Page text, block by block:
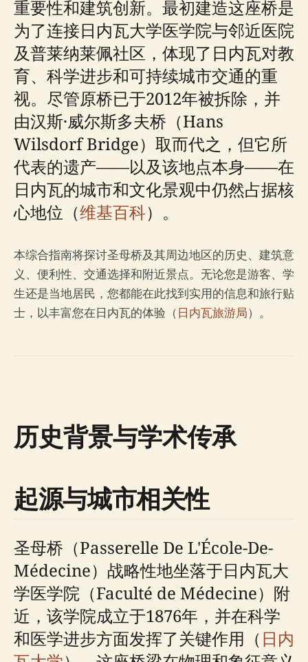
重要性和建筑创新。最初建造这座桥是
为了连接日内瓦大学医学院与邻近医院
及普莱纳莱佩社区，体现了日内瓦对教
育、科学进步和可持续城市交通的重
视。尽管原桥已于2012年被拆除，并
由汉斯·威尔斯多夫桥（Hans
Wilsdorf Bridge）取而代之，但它所
代表的遗产——以及该地点本身——在
日内瓦的城市和文化景观中仍然占据核
心地位（维基百科）。
本综合指南将探讨圣母桥及其周边地区的历史、建筑意
义、便利性、交通选择和附近景点。无论您是游客、学
生还是当地居民，您都能在此找到实用的信息和旅行贴
士，以丰富您在日内瓦的体验（ 日内瓦旅游局）。
历史背景与学术传承
起源与城市相关性
圣母桥（Passerelle De L'École-De-
Médecine）战略性地坐落于日内瓦大
学医学院（Faculté de Médecine）附
近，该学院成立于1876年，并在科学
和医学进步方面发挥了关键作用（日内